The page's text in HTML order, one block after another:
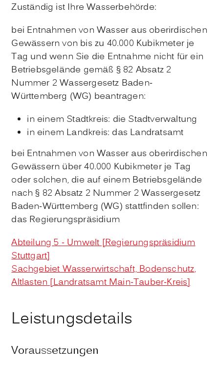
Zuständig ist Ihre Wasserbehörde:
bei Entnahmen von Wasser aus oberirdischen
Gewässern von bis zu 40.000 Kubikmeter je
Tag und wenn Sie die Entnahme nicht für ein
Betriebsgelände gemäß § 82 Absatz 2
Nummer 2 Wassergesetz Baden-
Württemberg (WG) beantragen:
in einem Stadtkreis: die Stadtverwaltung
in einem Landkreis: das Landratsamt
bei Entnahmen von Wasser aus oberirdischen
Gewässern über 40.000 Kubikmeter je Tag
oder solchen, die auf einem Betriebsgelände
nach § 82 Absatz 2 Nummer 2 Wassergesetz
Baden-Württemberg (WG) stattfinden sollen:
das Regierungspräsidium
Abteilung 5 - Umwelt [Regierungspräsidium
Stuttgart]
Sachgebiet Wasserwirtschaft, Bodenschutz,
Altlasten [Landratsamt Main-Tauber-Kreis]
Leistungsdetails
Voraussetzungen